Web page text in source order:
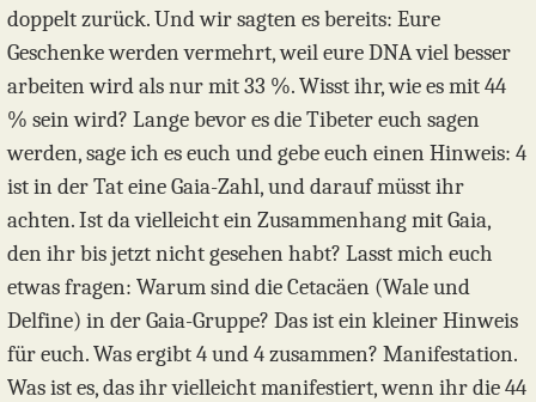
doppelt zurück. Und wir sagten es bereits: Eure
Geschenke werden vermehrt, weil eure DNA viel besser
arbeiten wird als nur mit 33 %. Wisst ihr, wie es mit 44
% sein wird? Lange bevor es die Tibeter euch sagen
werden, sage ich es euch und gebe euch einen Hinweis: 4
ist in der Tat eine Gaia-Zahl, und darauf müsst ihr
achten. Ist da vielleicht ein Zusammenhang mit Gaia,
den ihr bis jetzt nicht gesehen habt? Lasst mich euch
etwas fragen: Warum sind die Cetacäen (Wale und
Delfine) in der Gaia-Gruppe? Das ist ein kleiner Hinweis
für euch. Was ergibt 4 und 4 zusammen? Manifestation.
Was ist es, das ihr vielleicht manifestiert, wenn ihr die 44